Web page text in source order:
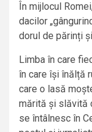
În mijlocul
dacilor
dorul de părinți
Limba în care
în care își înălță
care o lasă
mărită și slăvită
se întâlnesc în